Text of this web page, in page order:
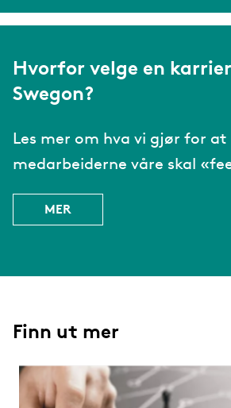
Hvorfor velge en
Swegon?
Les mer om hva vi gjør for at
medarbeiderne våre skal
MER
Finn ut mer